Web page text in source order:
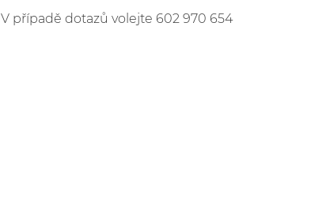
V případě dotazů volejte 602 970 654